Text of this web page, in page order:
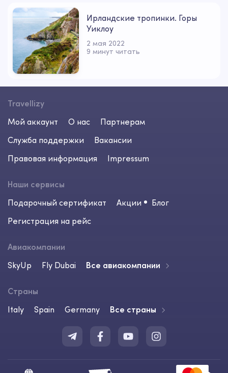
Ирландские тропинки. Горы
Уиклоу
2 мая 2022
9 минут читать
Travellizy
Мой аккаунт
О нас
Партнерам
Служба поддержки
Вакансии
Правовая информация
Impressum
Наши сервисы
Подарочный сертификат
Акции
Блог
Регистрация на рейс
Авиакомпании
SkyUp
Fly Dubai Все авиакомпании
Страны
Italy
Spain Germany Все страны